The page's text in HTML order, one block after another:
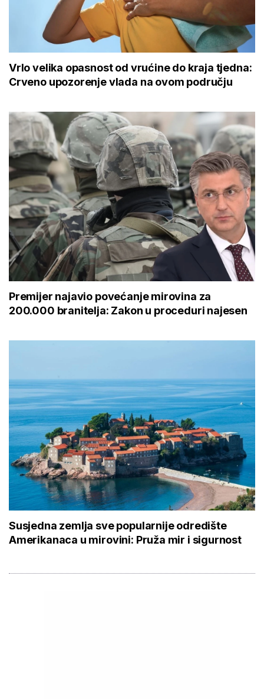
Vrlo velika opasnost od vrućine do kraja tjedna:
Crveno upozorenje vlada na ovom području
Premijer najavio povećanje mirovina za
200.000 branitelja: Zakon u proceduri najesen
Susjedna zemlja sve popularnije odredište
Amerikanaca u mirovini: Pruža mir i sigurnost